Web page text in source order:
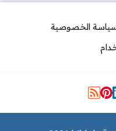
الخصوصية
التواصل